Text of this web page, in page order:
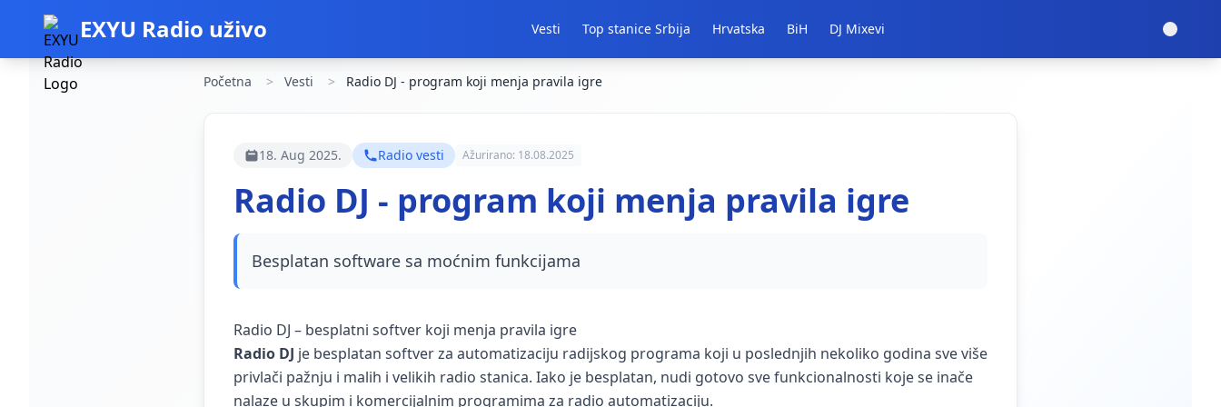
EXYU Radio uživo Vesti Top stanice Srbija Hrvatska BiH DJ Mixevi
Početna Vesti Radio DJ - program koji menja pravila igre
18. Aug 2025. Radio vesti Ažurirano: 18.08.2025
Radio DJ - program koji menja pravila igre
Besplatan software sa moćnim funkcijama
Radio DJ – besplatni softver koji menja pravila igre
Radio DJ je besplatan softver za automatizaciju radijskog programa koji u poslednjih nekoliko godina sve više
privlači pažnju i malih i velikih radio stanica. Iako je besplatan, nudi gotovo sve funkcionalnosti koje se inače
nalaze u skupim i komercijalnim programima za radio automatizaciju.